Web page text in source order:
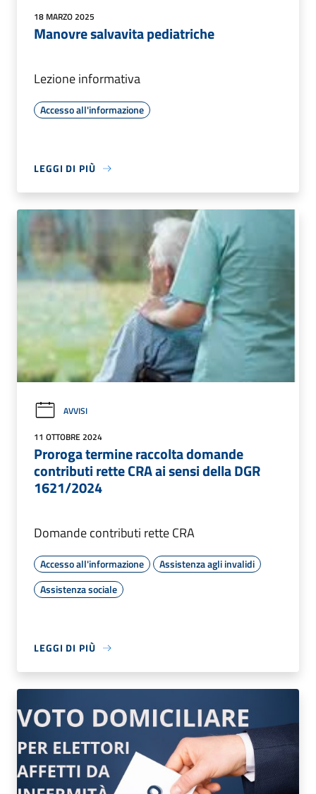
18 MARZO 2025
Manovre salvavita pediatriche
Lezione informativa
Accesso all'informazione
LEGGI DI PIÙ
AVVISI
11 OTTOBRE 2024
Proroga termine raccolta domande
contributi rette CRA ai sensi della DGR
1621/2024
Domande contributi rette CRA
Accesso all'informazione
Assistenza agli invalidi
Assistenza sociale
LEGGI DI PIÙ